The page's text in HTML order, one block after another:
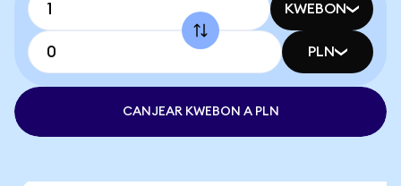
KWEBON
PLN
CANJEAR KWEBON A PLN